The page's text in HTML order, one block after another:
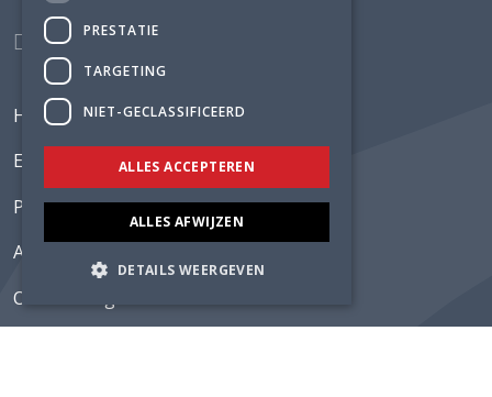
Home
Expertises
Projecten
Actueel
Over Lüning
PRESTATIE
TARGETING
NIET-GECLASSIFICEERD
ALLES ACCEPTEREN
ALLES AFWIJZEN
DETAILS WEERGEVEN